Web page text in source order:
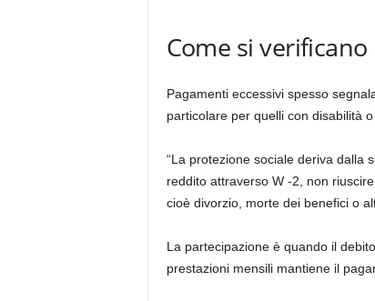
Come si
Pagamenti eccessivi spesso
particolare per quelli con disabilità
“La protezione sociale deriva dalla
reddito attraverso W -2, non
cioè divorzio, morte dei benefici o
La partecipazione è quando il
prestazioni mensili mantiene il